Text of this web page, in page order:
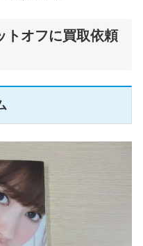
トオフに買取依頼